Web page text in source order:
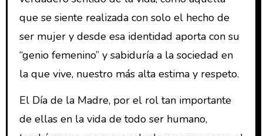
que se siente realizada con solo el hecho de
ser mujer y desde esa identidad aporta con su
“genio femenino” y sabiduría a la sociedad en
la que vive, nuestro más alta estima y respeto.
El Día de la Madre, por el rol tan importante
de ellas en la vida de todo ser humano,